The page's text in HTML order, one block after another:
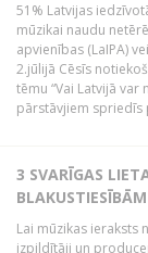
51% Latvijas
mūzikai naudu
apvienības (LaIPA)
2.jūlijā Cēsīs
tēmu “Vai Latvijā
pārstāvjiem spriedīs
3 SVARĪGAS
BLAKUSTIESĪBĀM
Lai mūzikas ieraksts
izpildītāji un